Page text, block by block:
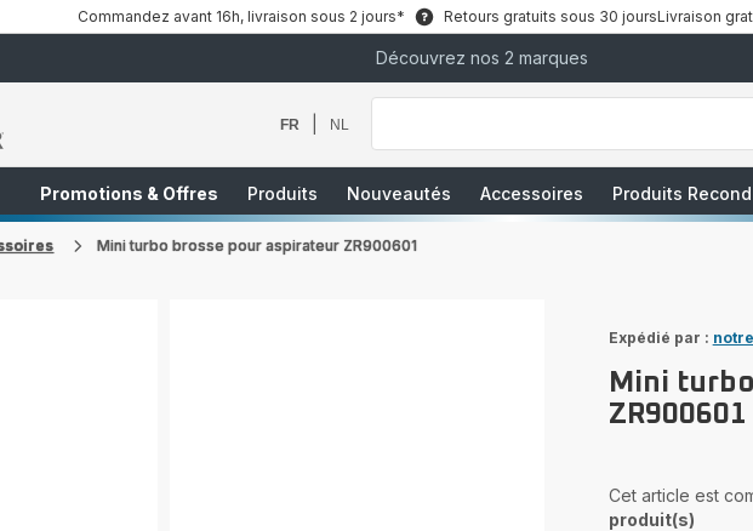
Commandez avant 16h, livraison sous 2 jours* Retours gratuits sous 30 joursLivraison
Découvrez nos 2 marques
Accueil
FR NL
Que
recherchez-
Promotions & Offres Produits Nouveautés Accessoires Produits
Mini turbo brosse pour aspirateur ZR900601
Expédié par :
Mini
ZR900601
Cet article est
produit(s)